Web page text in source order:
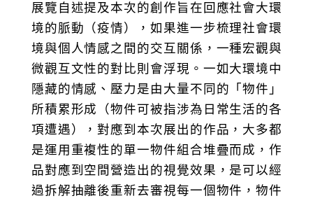
展覽自述提及本次的創作旨在回應社會大環
境的脈動（疫情），如果進一步梳理社會環
境與個人情感之間的交互關係，一種宏觀與
微觀互文性的對比則會浮現。一如大環境中
隱藏的情感、壓力是由大量不同的「物件」
所積累形成（物件可被指涉為日常生活的各
項遭遇），對應到本次展出的作品，大多都
是運用重複性的單一物件組合堆疊而成，作
品對應到空間營造出的視覺效果，是可以經
過拆解抽離後重新去審視每一個物件，物件